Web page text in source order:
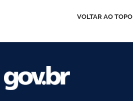
VOLTAR AO TOPO